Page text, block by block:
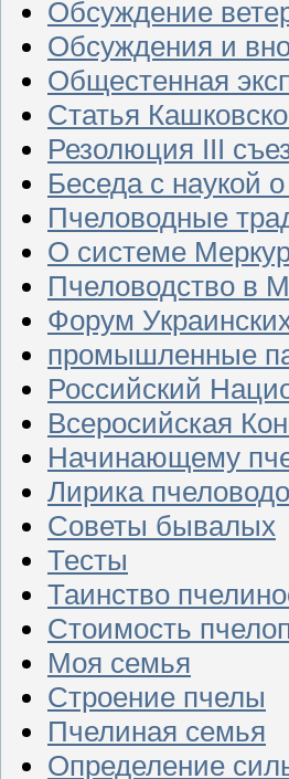
Обсуждение
Обсуждения и
Общестенная
Статья
Резолюция III
Беседа с наукой
Пчеловодные
О системе
Пчеловодство в
Форум
промышленные
Российский
Всеросийская
Начинающему
Лирика
Советы бывалых
Тесты
Таинство
Стоимость
Моя семья
Строение пчелы
Пчелиная семья
Определение